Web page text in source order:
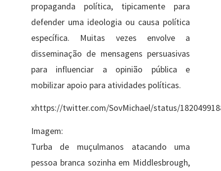
propaganda política, tipicamente para
defender uma ideologia ou causa política
específica. Muitas vezes envolve a
disseminação de mensagens persuasivas
para influenciar a opinião pública e
mobilizar apoio para atividades políticas.
xhttps://twitter.com/SovMichael/status/
Imagem:
Turba de muçulmanos atacando uma
pessoa branca sozinha em Middlesbrough,